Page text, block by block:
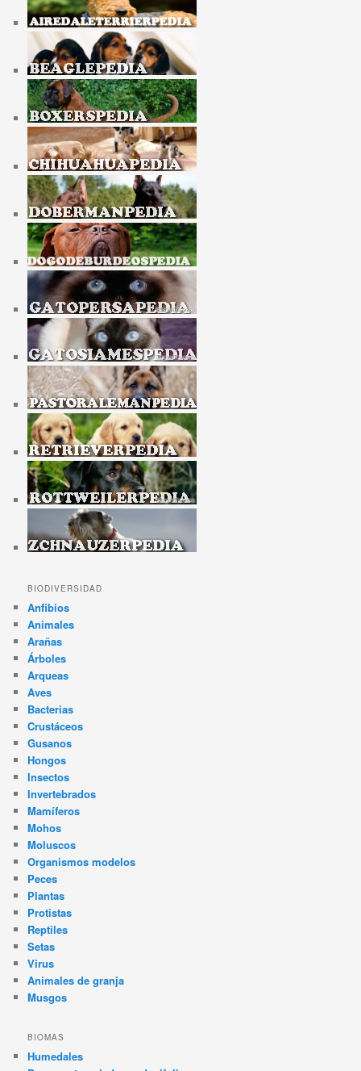
BIODIVERSIDAD
Anfibios
Animales
Arañas
Árboles
Arqueas
Aves
Bacterias
Crustáceos
Gusanos
Hongos
Insectos
Invertebrados
Mamíferos
Mohos
Moluscos
Organismos modelos
Peces
Plantas
Protistas
Reptiles
Setas
Virus
Animales de granja
Musgos
BIOMAS
Humedales